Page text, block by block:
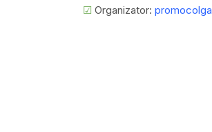
☑ Organizator: